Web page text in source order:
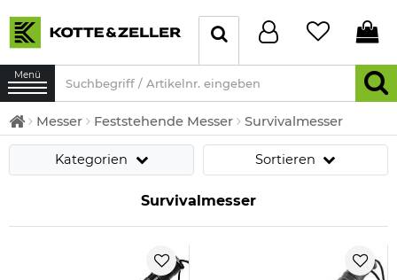
Menü
Messer Feststehende Messer Survivalmesser
Kategorien Sortieren
Survivalmesser